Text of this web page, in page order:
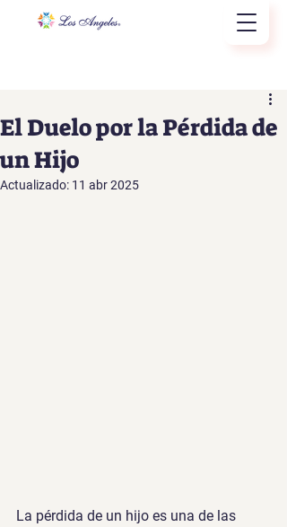
El Duelo por la Pérdida de
un Hijo
Actualizado: 11 abr 2025
La pérdida de un hijo es una de las